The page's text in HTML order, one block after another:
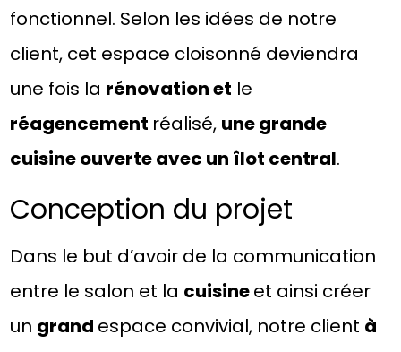
fonctionnel. Selon les idées de notre
client, cet espace cloisonné deviendra
une fois la rénovation et le
réagencement réalisé, une grande
cuisine ouverte avec un îlot central.
Conception du projet
Dans le but d’avoir de la communication
entre le salon et la cuisineet ainsi créer
un grand espace convivial, notre client à